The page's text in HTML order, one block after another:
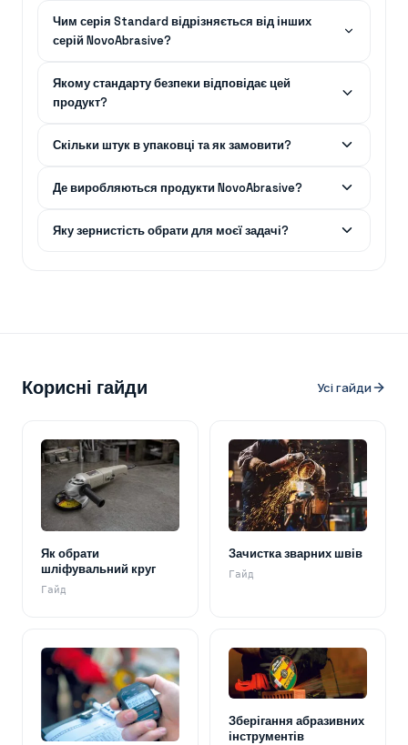
Чим серія Standard відрізняється від інших
серій NovoAbrasive?
Якому стандарту безпеки відповідає цей
продукт?
Скільки штук в упаковці та як замовити?
Де виробляються продукти NovoAbrasive?
Яку зернистість обрати для моєї задачі?
Корисні гайди Усі гайди
Як обрати
шліфувальний круг
Гайд
Зачистка зварних швів
Гайд
Зберігання абразивних
інструментів